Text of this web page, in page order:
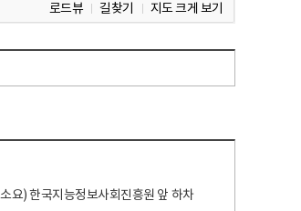
로드뷰 길찾기 지도 크게 보기
요) 한국지능정보사회진흥원 앞 하차